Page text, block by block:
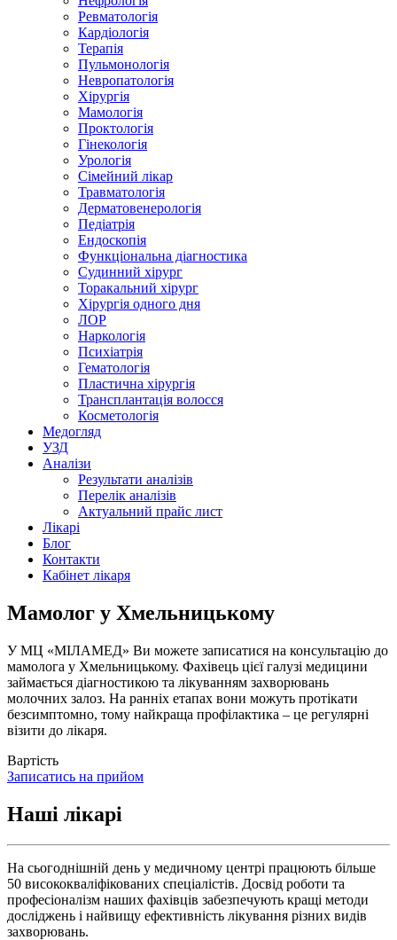
Ревматологія
Кардіологія
Терапія
Пульмонологія
Невропатологія
Хірургія
Мамологія
Проктологія
Гінекологія
Урологія
Сімейний лікар
Травматологія
Дерматовенерологія
Педіатрія
Ендоскопія
Функціональна діагностика
Судинний хірург
Торакальний хірург
Хірургія одного дня
ЛОР
Наркологія
Психіатрія
Гематологія
Пластична хірургія
Трансплантація волосся
Косметологія
Медогляд
УЗД
Аналізи
Результати аналізів
Перелік аналізів
Актуальний прайс лист
Лікарі
Блог
Контакти
Кабінет лікаря
Мамолог у Хмельницькому
У МЦ «МІЛАМЕД» Ви можете записатися на консультацію до
мамолога у Хмельницькому. Фахівець цієї галузі медицини
займається діагностикою та лікуванням захворювань
молочних залоз. На ранніх етапах вони можуть протікати
безсимптомно, тому найкраща профілактика – це регулярні
візити до лікаря.
Вартість
Записатись на прийом
Наші лікарі
На сьогоднішній день у медичному центрі працюють більше
50 висококваліфікованих спеціалістів. Досвід роботи та
професіоналізм наших фахівців забезпечують кращі методи
досліджень і найвищу ефективність лікування різних видів
захворювань.